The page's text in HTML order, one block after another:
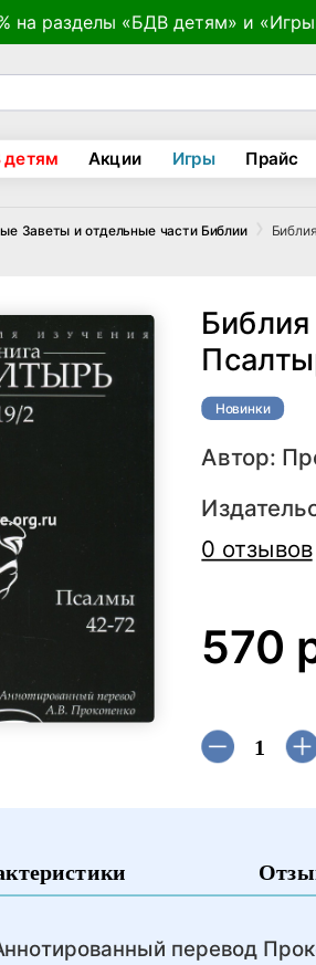
на разделы «БДВ детям» и
детям Акции Игры Прайс
Заветы и отдельные части Библии
Библия
Новинки
Автор:
0 отзывов
570
перевод